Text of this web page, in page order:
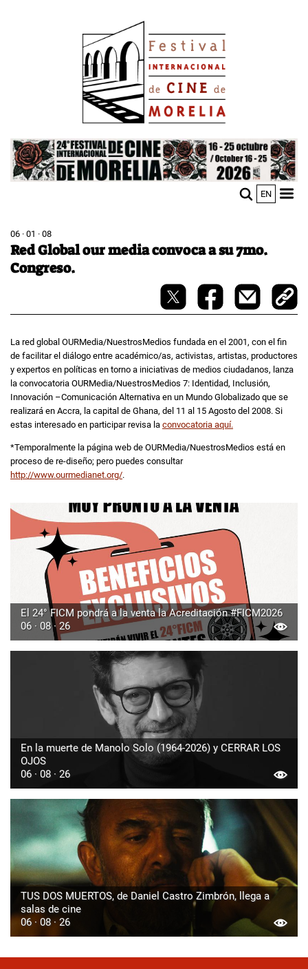
Image
EN
06 · 01 · 08
Red Global our media convoca a su 7mo.
Congreso.
La red global OURMedia/NuestrosMedios fundada en el 2001, con el fin
de facilitar el diálogo entre académico/as, activistas, artistas, productores
y expertos en políticas en torno a iniciativas de medios ciudadanos, lanza
la convocatoria OURMedia/NuestrosMedios 7: Identidad, Inclusión,
Innovación –Comunicación Alternativa en un Mundo Globalizado que se
realizará en Accra, la capital de Ghana, del 11 al 15 Agosto del 2008. Si
estas interesado en participar revisa la convocatoria aquí.
*Temporalmente la página web de OURMedia/NuestrosMedios está en
proceso de re-diseño; pero puedes consultar
http://www.ourmedianet.org/.
El 24° FICM pondrá a la venta la Acreditación #FICM2026
06 · 08 · 26
En la muerte de Manolo Solo (1964-2026) y CERRAR LOS
OJOS
06 · 08 · 26
TUS DOS MUERTOS, de Daniel Castro Zimbrón, llega a
salas de cine
06 · 08 · 26